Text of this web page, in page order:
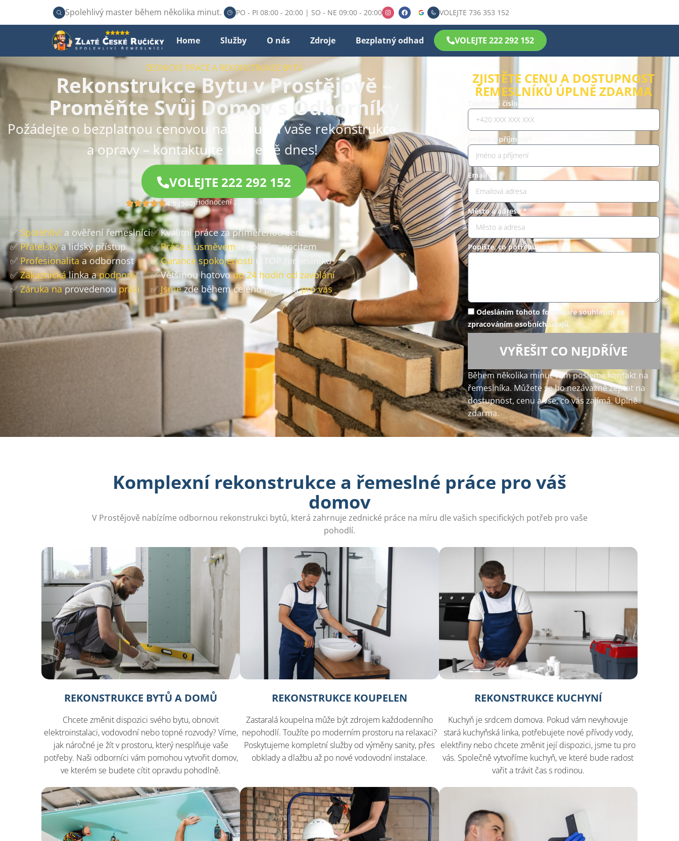
Spolehlivý master během několika minut. PO - PI 08:00 - 20:00 | SO - NE 09:00 - 20:00 VOLEJTE 736 353 152
Home Služby O nás Zdroje Bezplatný odhad VOLEJTE 222 292 152
ZEDNICKÉ PRÁCE A REKONSTRUKCE BYTŮ
Rekonstrukce Bytu v Prostějově –
Proměňte Svůj Domov s Odborníky
Požádejte o bezplatnou cenovou nabídku na vaše rekonstrukce
a opravy – kontaktujte nás ještě dnes!
VOLEJTE 222 292 152
4.9 (960)Hodnocení zákazníků
✅ Spolehliví a ověření řemeslníci
✅Přátelskýa lidský přístup
✅ Profesionalitaa odbornost
✅Zákaznickálinka apodpora
✅Záruka naprovedenou práci
✅ Kvalitní práce za přiměřenou cenu
✅Práce s úsměvem a dobrým pocitem
✅Garance spokojenosti u TOP řemeslníků
✅ Většinou hotovodo 24 hodin od zavolání
✅ Jsmezde během celého procesupro vás
ZJISTĚTE CENU A DOSTUPNOST
ŘEMESLNÍKŮ ÚPLNĚ ZDARMA
Telefonní číslo *
Jméno a příjmení*
Email*
Město a adresa *
Popište, co potřebujete *
Odesláním tohoto formuláře souhlasím se
zpracováním osobních údajů.
VYŘEŠIT CO NEJDŘÍVE
Během několika minut vám pošleme kontakt na
řemeslníka. Můžete se ho nezávazně zeptat na
dostupnost, cenu a vše, co vás zajímá. Úplně
zdarma.
Komplexní rekonstrukce a řemeslné práce pro váš
domov
V Prostějově nabízíme odbornou rekonstrukci bytů, která zahrnuje zednické práce na míru dle vašich specifických potřeb pro vaše
pohodlí.
REKONSTRUKCE BYTŮ A DOMŮ
Chcete změnit dispozici svého bytu, obnovit
elektroinstalaci, vodovodní nebo topné rozvody? Víme,
jak náročné je žít v prostoru, který nesplňuje vaše
potřeby. Naši odborníci vám pomohou vytvořit domov,
ve kterém se budete cítit opravdu pohodlně.
REKONSTRUKCE KOUPELEN
Zastaralá koupelna může být zdrojem každodenního
nepohodlí. Toužíte po moderním prostoru na relaxaci?
Poskytujeme kompletní služby od výměny sanity, přes
obklady a dlažbu až po nové vodovodní instalace.
REKONSTRUKCE KUCHYNÍ
Kuchyň je srdcem domova. Pokud vám nevyhovuje
stará kuchyňská linka, potřebujete nové přívody vody,
elektřiny nebo chcete změnit její dispozici, jsme tu pro
vás. Společně vytvoříme kuchyň, ve které bude radost
vařit a trávit čas s rodinou.